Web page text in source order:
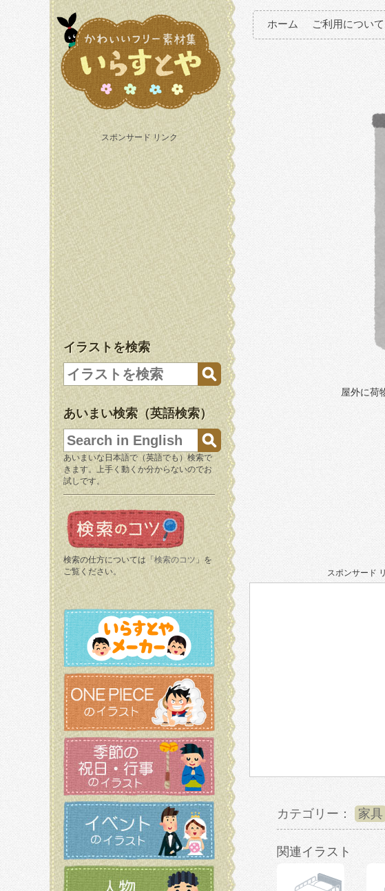
スポンサード リンク
イラストを検索
あいまい検索（英語検索）
あいまいな日本語で（英語でも）検索で
きます。上手く動くか分からないのでお
試しです。
検索の仕方については「 検索のコツ 」を
ご覧ください。
ホーム ご利用について
屋外に荷
スポンサード
カテゴリー： 家具
関連イラスト